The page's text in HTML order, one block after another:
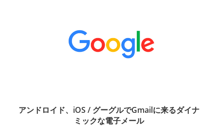
アンドロイド、iOS / グーグルでGmailに来るダイナ
ミックな電子メール